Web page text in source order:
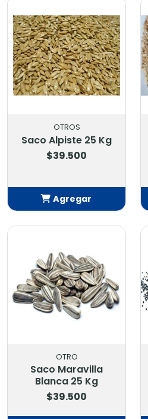
OTROS
Saco Alpiste 25 Kg
$39.500
Agregar
OTRO
Saco Maravilla
Blanca 25 Kg
$39.500